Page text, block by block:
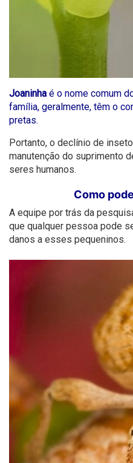
Joaninha é o nome comum
família, geralmente, têm o
pretas.
Portanto, o declínio de
manutenção do suprimento
seres humanos.
Como
A equipe por trás da
que qualquer pessoa pode
danos a esses pequeninos.